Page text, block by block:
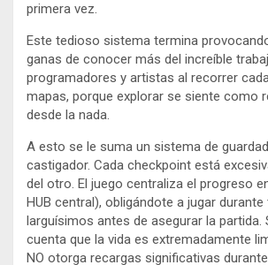
primera vez.
Este tedioso sistema termina
ganas de conocer más del increíble
programadores y artistas al recorrer
mapas, porque explorar se siente como
desde la nada.
A esto se le suma un sistema de
castigador. Cada checkpoint está
del otro. El juego centraliza el progreso
HUB central), obligándote a jugar
larguísimos antes de asegurar la partida.
cuenta que la vida es extremadamente
NO otorga recargas significativas